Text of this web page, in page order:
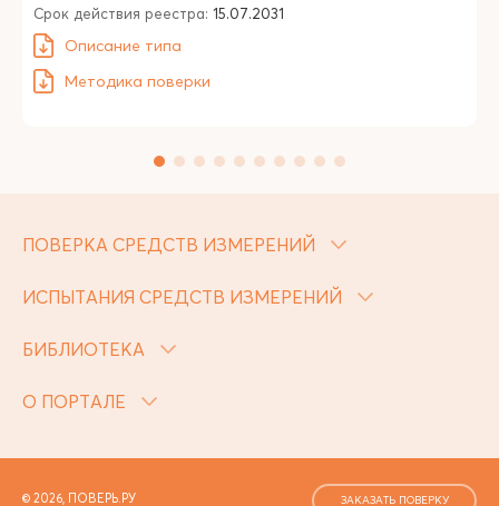
Срок действия реестра: 15.07.2031
Описание типа
Методика поверки
ПОВЕРКА СРЕДСТВ ИЗМЕРЕНИЙ
ИСПЫТАНИЯ СРЕДСТВ ИЗМЕРЕНИЙ
БИБЛИОТЕКА
О ПОРТАЛЕ
© 2026, ПОВЕРЬ.РУ ЗАКАЗАТЬ ПОВЕРКУ